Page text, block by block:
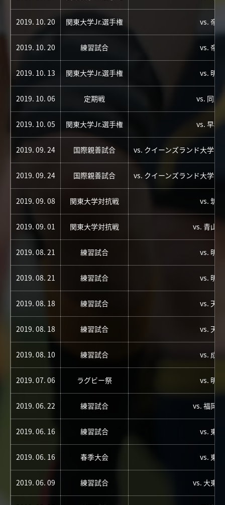
2019. 10. 20 関東大学Jr.選手権 vs. 帝
2019. 10. 20 練習試合 vs. 帝
2019. 10. 13 関東大学Jr.選手権 vs. 明
2019. 10. 06 定期戦 vs. 同志
2019. 10. 05 関東大学Jr.選手権 vs. 早稲
2019. 09. 24 国際親善試合 vs. クイーンズランド大学ラ
2019. 09. 24 国際親善試合 vs. クイーンズランド大学ラ
2019. 09. 08 関東大学対抗戦 vs. 筑
2019. 09. 01 関東大学対抗戦 vs. 青山
2019. 08. 21 練習試合 vs. 明
2019. 08. 21 練習試合 vs. 明
2019. 08. 18 練習試合 vs. 天
2019. 08. 18 練習試合 vs. 天
2019. 08. 10 練習試合 vs. 成
2019. 07. 06 ラグビー祭 vs. 明
2019. 06. 22 練習試合 vs. 福岡
2019. 06. 16 練習試合 vs. 東
2019. 06. 16 春季大会 vs. 東
2019. 06. 09 練習試合 vs. 大東